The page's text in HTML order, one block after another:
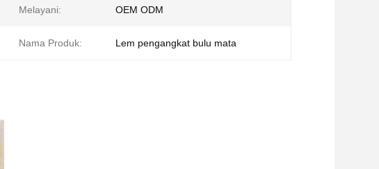
Melayani: OEM ODM
Nama Produk: Lem pengangkat bulu mata